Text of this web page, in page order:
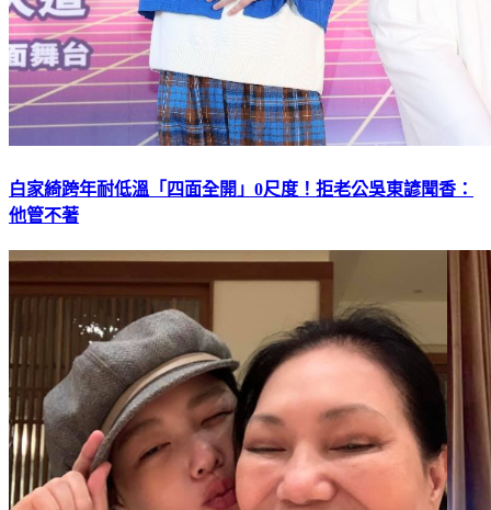
白家綺跨年耐低溫「四面全開」0尺度！拒老公吳東諺聞香：
他管不著